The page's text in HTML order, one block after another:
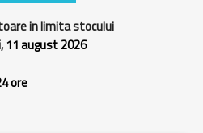
in limita stocului
11 august 2026
ore